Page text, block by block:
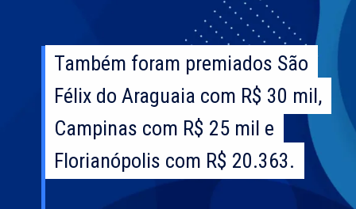
Também foram premiados São
Félix do Araguaia com R$ 30 mil,
Campinas com R$ 25 mil e
Florianópolis com R$ 20.363.
Também foram premiados São
Félix do Araguaia com R$ 30 mil,
Campinas com R$ 25 mil e
Florianópolis com R$ 20.363.